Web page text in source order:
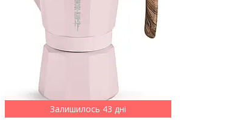
Залишилось 43 дні